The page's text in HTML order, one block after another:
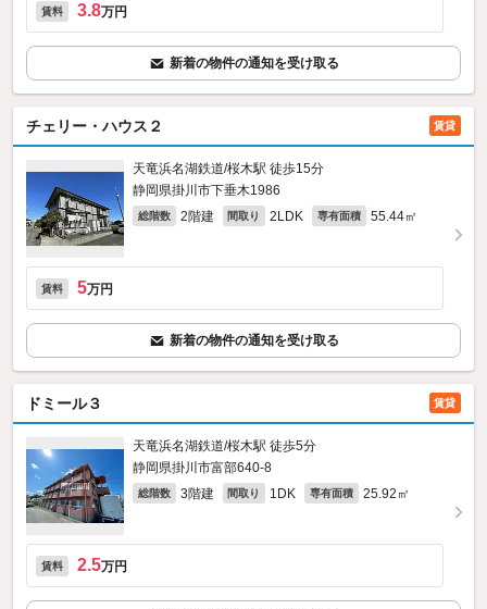
賃料 3.8万円
新着の物件の通知を受け取る
チェリー・ハウス２ 賃貸
天竜浜名湖鉄道/桜木駅 徒歩15分
静岡県掛川市下垂木1986
総階数 2階建 間取り 2LDK 専有面積 55.44㎡
賃料 5万円
新着の物件の通知を受け取る
ドミール３ 賃貸
天竜浜名湖鉄道/桜木駅 徒歩5分
静岡県掛川市富部640‐8
総階数 3階建 間取り 1DK 専有面積 25.92㎡
賃料 2.5万円